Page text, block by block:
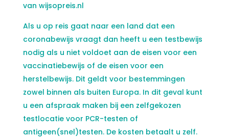
van wijsopreis.nl
Als u op reis gaat naar een land dat een
coronabewijs vraagt dan heeft u een testbewijs
nodig als u niet voldoet aan de eisen voor een
vaccinatiebewijs of de eisen voor een
herstelbewijs. Dit geldt voor bestemmingen
zowel binnen als buiten Europa. In dit geval kunt
u een afspraak maken bij een zelfgekozen
testlocatie voor PCR-testen of
antigeen(snel)testen. De kosten betaalt u zelf.